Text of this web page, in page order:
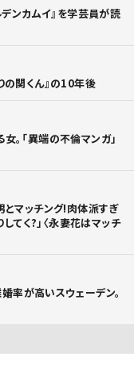
ンカムイ』を学芸員が読
の関くん』の10年後
。「異端の不倫マンガ」
とマッチング!肉体派すぎ
てく?」〈永妻花はマッチ
率が高いスウェーデン。